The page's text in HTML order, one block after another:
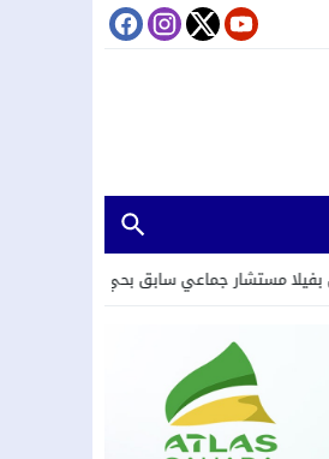
سابق بحي الرياحين بمدينة تامسنا.